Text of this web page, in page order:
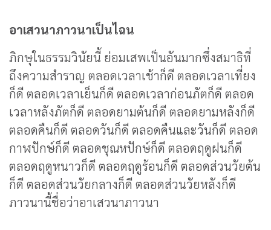
อาเสวนาภาวนาเป็นไฉน
ภิกษุในธรรมวินัยนี้ ย่อมเสพเป็นอันมากซึ่งสมาธิที่
ถึงความสำราญ ตลอดเวลาเช้าก็ดี ตลอดเวลาเที่ยง
ก็ดี ตลอดเวลาเย็นก็ดี ตลอดเวลาก่อนภัตก็ดี ตลอด
เวลาหลังภัตก็ดี ตลอดยามต้นก็ดี ตลอดยามหลังก็ดี
ตลอดคืนก็ดี ตลอดวันก็ดี ตลอดคืนและวันก็ดี ตลอด
กาฬปักษ์ก็ดี ตลอดชุณหปักษ์ก็ดี ตลอดฤดูฝนก็ดี
ตลอดฤดูหนาวก็ดี ตลอดฤดูร้อนก็ดี ตลอดส่วนวัยต้น
ก็ดี ตลอดส่วนวัยกลางก็ดี ตลอดส่วนวัยหลังก็ดี
ภาวนานี้ชื่อว่าอาเสวนาภาวนา